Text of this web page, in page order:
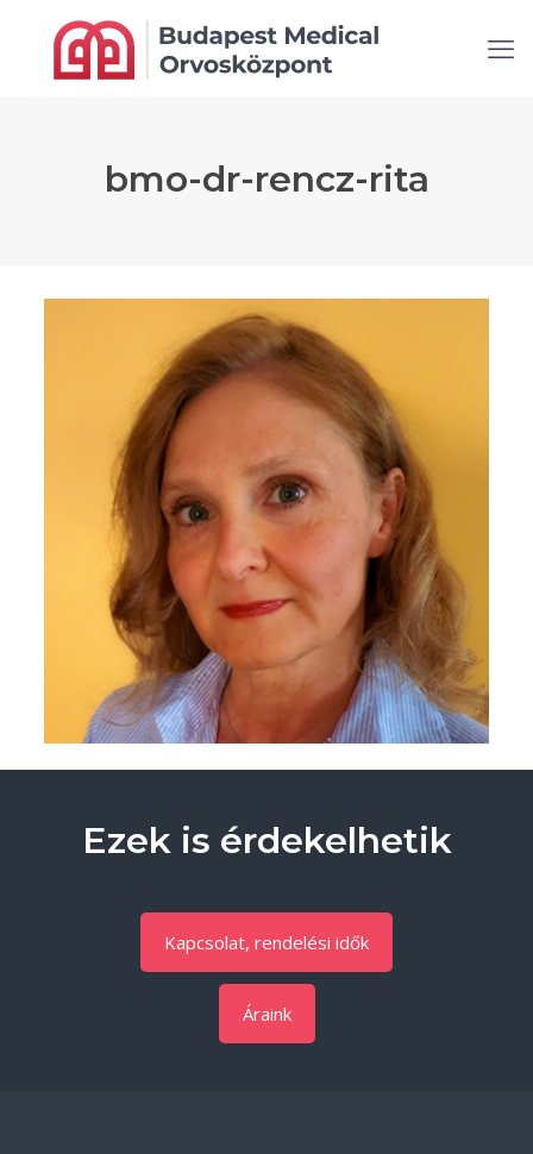
bmo-dr-rencz-rita
Ezek is érdekelhetik
Kapcsolat, rendelési idők
Áraink